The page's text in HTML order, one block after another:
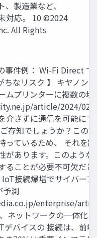
製造業など、
対応。 10 ©2024
All Rights
事件例： Wi-Fi Direct
ちなリスク 】 キヤノン
ムプリンターに複数の
article/2024/
介さずに通信を可能に
存知でしょうか？この
っているため、 それを
があります。このよう
ることが必要不可欠だ
接続爆増でサイバー
予測
enterprise/
ネットワークの一体化
デバイスの 接続は、前